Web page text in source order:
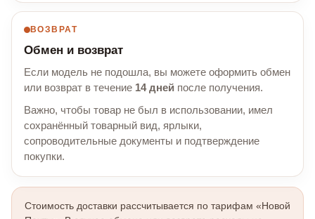
ВОЗВРАТ
Обмен и возврат
Если модель не подошла, вы можете оформить обмен
или возврат в течение 14 дней после получения.
Важно, чтобы товар не был в использовании, имел
сохранённый товарный вид, ярлыки,
сопроводительные документы и подтверждение
покупки.
Стоимость доставки рассчитывается по тарифам «Новой